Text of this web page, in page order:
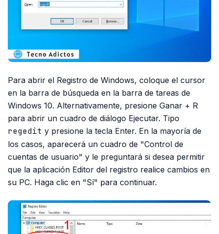
Para abrir el Registro de Windows, coloque el cursor
en la barra de búsqueda en la barra de tareas de
Windows 10. Alternativamente, presione Ganar + R
para abrir un cuadro de diálogo Ejecutar. Tipo
regedit y presione la tecla Enter. En la mayoría de
los casos, aparecerá un cuadro de "Control de
cuentas de usuario" y le preguntará si desea permitir
que la aplicación Editor del registro realice cambios en
su PC. Haga clic en "Sí" para continuar.